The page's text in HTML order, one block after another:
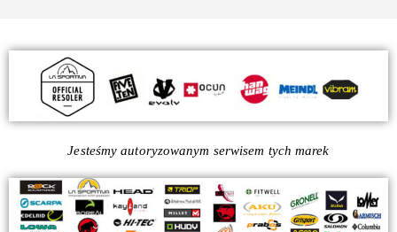
Jesteśmy autoryzowanym serwisem tych marek